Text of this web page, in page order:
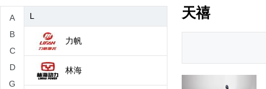
A
B
C
D
G
L
力帆
林海
天禧